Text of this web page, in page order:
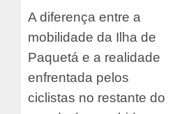
A diferença entre a
mobilidade da Ilha de
Paquetá e a realidade
enfrentada pelos
ciclistas no restante do